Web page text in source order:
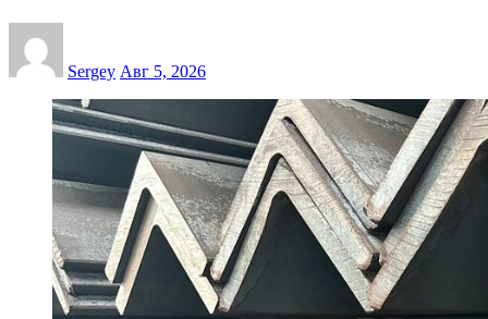
Sergey Авг 5, 2026